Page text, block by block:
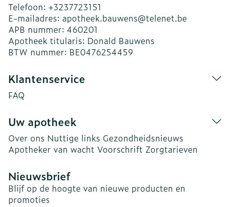
Telefoon: +3237723151
E-mailadres: apotheek.bauwens@telenet.be
APB nummer: 460201
Apotheek titularis: Donald Bauwens
BTW nummer: BE0476254459
Klantenservice
FAQ
Uw apotheek
Over ons Nuttige links Gezondheidsnieuws
Apotheker van wacht Voorschrift Zorgtarieven
Nieuwsbrief
Blijf op de hoogte van nieuwe producten en
promoties